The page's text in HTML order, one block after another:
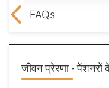
FAQs
जीवन प्रेरणा - पेंशनरों